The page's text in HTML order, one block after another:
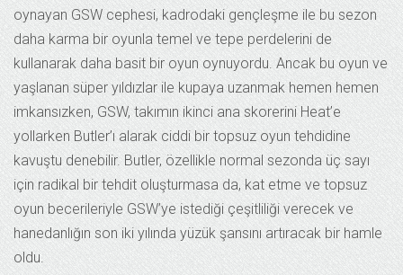
oynayan GSW cephesi, kadrodaki gençleşme ile bu sezon
daha karma bir oyunla temel ve tepe perdelerini de
kullanarak daha basit bir oyun oynuyordu. Ancak bu oyun ve
yaşlanan süper yıldızlar ile kupaya uzanmak hemen hemen
imkansızken, GSW, takımın ikinci ana skorerini Heat’e
yollarken Butler’ı alarak ciddi bir topsuz oyun tehdidine
kavuştu denebilir. Butler, özellikle normal sezonda üç sayı
için radikal bir tehdit oluşturmasa da, kat etme ve topsuz
oyun becerileriyle GSW’ye istediği çeşitliliği verecek ve
hanedanlığın son iki yılında yüzük şansını artıracak bir hamle
oldu.